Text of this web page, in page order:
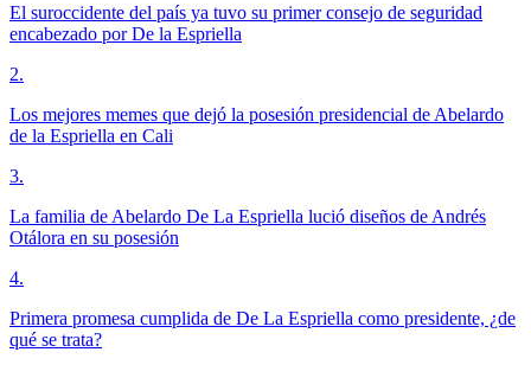
El suroccidente del país ya tuvo su primer consejo de seguridad
encabezado por De la Espriella
2.
Los mejores memes que dejó la posesión presidencial de Abelardo
de la Espriella en Cali
3.
La familia de Abelardo De La Espriella lució diseños de Andrés
Otálora en su posesión
4.
Primera promesa cumplida de De La Espriella como presidente, ¿de
qué se trata?